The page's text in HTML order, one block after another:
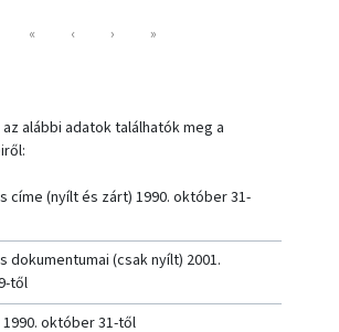
«
‹ › »
alábbi adatok találhatók meg a
címe (nyílt és zárt) 1990. október 31-
dokumentumai (csak nyílt) 2001.
től
október 31-től